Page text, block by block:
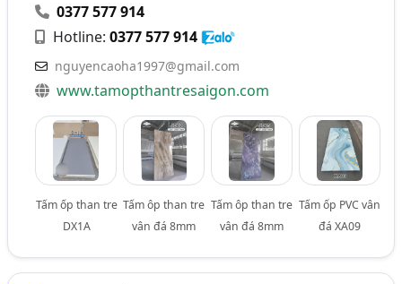
0377 577 914
Hotline:0377 577 914
nguyencaoha1997@gmail.com
www.tamopthantresaigon.com
Tấm ốp than tre
DX1A
Tấm ôp than tre
vân đá 8mm
Tấm ôp than tre
vân đá 8mm
Tấm ốp PVC vân
đá XA09